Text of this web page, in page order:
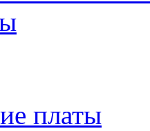
платы